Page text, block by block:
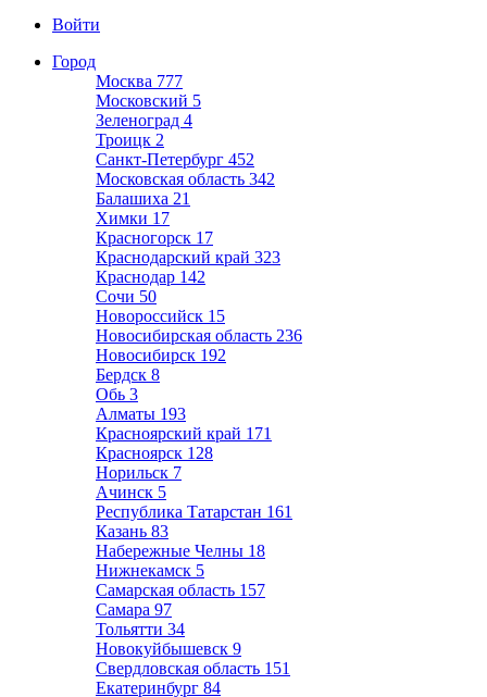
Войти
Город
Москва 777
Московский 5
Зеленоград 4
Троицк 2
Санкт-Петербург 452
Московская область 342
Балашиха 21
Химки 17
Красногорск 17
Краснодарский край 323
Краснодар 142
Сочи 50
Новороссийск 15
Новосибирская область 236
Новосибирск 192
Бердск 8
Обь 3
Алматы 193
Красноярский край 171
Красноярск 128
Норильск 7
Ачинск 5
Республика Татарстан 161
Казань 83
Набережные Челны 18
Нижнекамск 5
Самарская область 157
Самара 97
Тольятти 34
Новокуйбышевск 9
Свердловская область 151
Екатеринбург 84